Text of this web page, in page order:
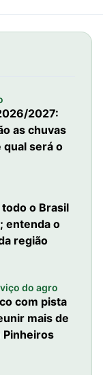
2027:
as chuvas
qual será o
o Brasil
entenda o
região
do agro
com pista
mais de
Pinheiros